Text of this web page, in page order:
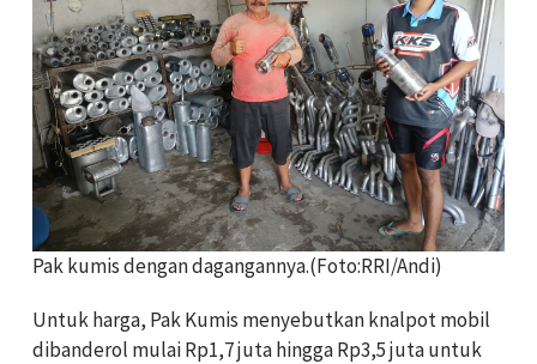
Pak kumis dengan dagangannya.(Foto:RRI/Andi)
Untuk harga, Pak Kumis menyebutkan knalpot mobil
dibanderol mulai Rp1,7 juta hingga Rp3,5 juta untuk